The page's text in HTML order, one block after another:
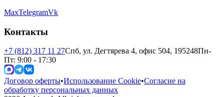
MaxTelegramVk
Контакты
+7 (812) 317 11 27Спб, ул. Дегтярева 4, офис 504, 195248Пн-
Пт: 9:00 - 17:30
Договор оферты•Использование Cookie•Согласие на
обработку персональных данных